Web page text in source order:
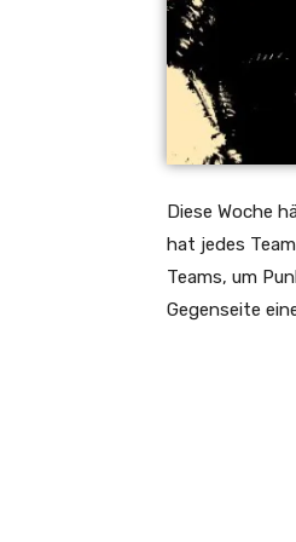
Diese Woche
hat jedes
Teams, um
Gegenseite